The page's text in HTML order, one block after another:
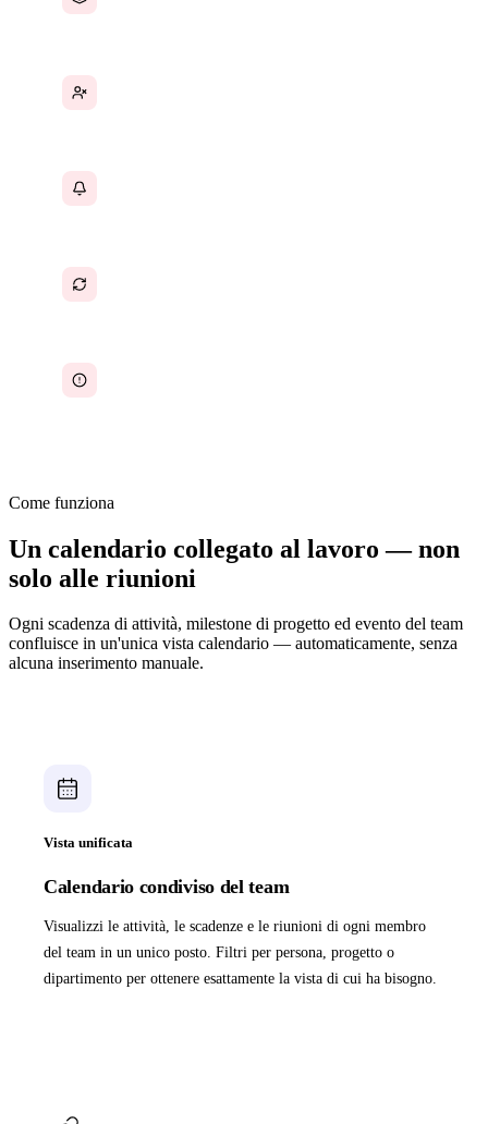
Come funziona
Un calendario collegato al lavoro — non
solo alle riunioni
Ogni scadenza di attività, milestone di progetto ed evento del team
confluisce in un'unica vista calendario — automaticamente, senza
alcuna inserimento manuale.
Vista unificata
Calendario condiviso del team
Visualizzi le attività, le scadenze e le riunioni di ogni membro
del team in un unico posto. Filtri per persona, progetto o
dipartimento per ottenere esattamente la vista di cui ha bisogno.